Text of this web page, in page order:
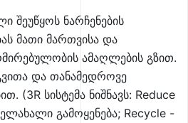
შეუწყოს ნარჩენების
მათი მართვისა და
ამაღლების გზით.
და თანამედროვე
(3R სისტემა ნიშნავს: Reduce
გამოყენება; Recycle -